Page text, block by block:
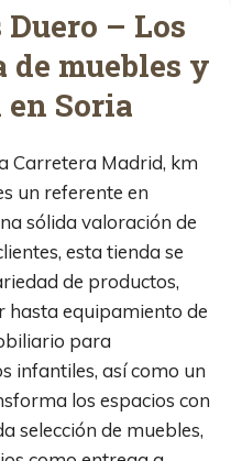
– Los
de muebles y
Soria
Carretera Madrid, km
un referente en
sólida valoración de
esta tienda se
de productos,
hasta equipamiento de
para
infantiles, así como un
los espacios con
selección de muebles,